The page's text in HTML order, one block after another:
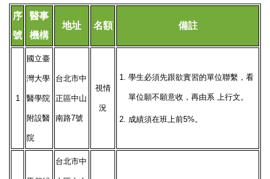
序
號
醫事
機構
地址 名額 備註
1
國立臺
灣大學
醫學院
附設醫
院
台北市中
正區中山
南路7號
視情
況
1. 學生必須先跟欲實習的單位聯繫，看
單位願不願意收，再由系 上行文。
2. 成績須在班上前5%。
台北市中